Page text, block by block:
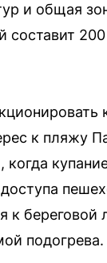
и общая
составит
к пляжу
к береговой
подогрева.